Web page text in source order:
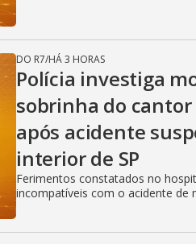
DO R7/HÁ 3 HORAS
Polícia investiga
sobrinha do
após acidente
interior de SP
Ferimentos constatados no
incompatíveis com o acidente de